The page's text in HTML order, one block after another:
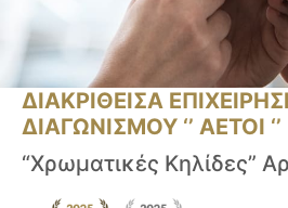
ΔΙΑΚΡΙΘΕΙΣΑ
ΔΙΑΓΩΝΙΣΜΟΥ ‘’ ΑΕΤΟΙ ‘’
“Χρωματικές Κηλίδες”